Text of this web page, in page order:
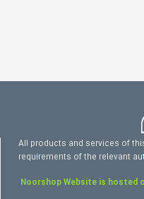
All products and services of
requirements of the relevant
Noorshop Website is hosted